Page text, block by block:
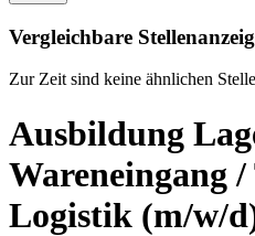
Vergleichbare
Zur Zeit sind keine ähnlichen
Ausbildung
Wareneingang
Logistik (m/w/